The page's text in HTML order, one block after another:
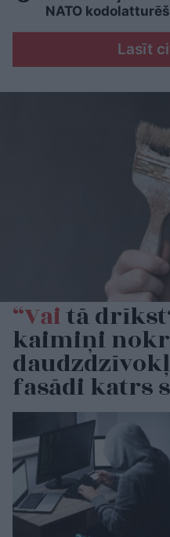
NATO
Lasīt
“Vaitā
kaimiņi
fasādi katrs